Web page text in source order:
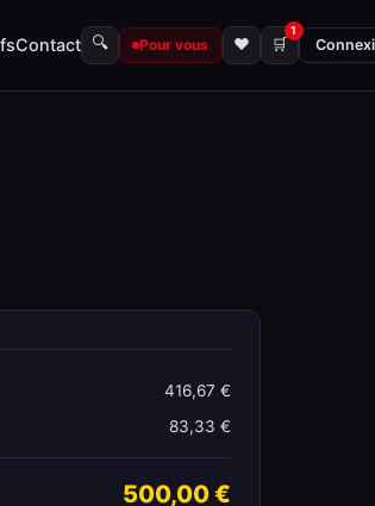
Contact 🔍 Pour vous ♥ 🛒
1
416,67 €
83,33 €
500,00 €